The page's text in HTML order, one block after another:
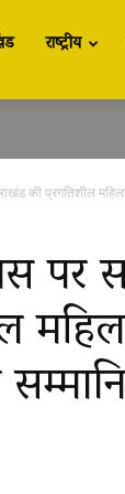
राष्ट्रीय
की प्रगतिशील
पर